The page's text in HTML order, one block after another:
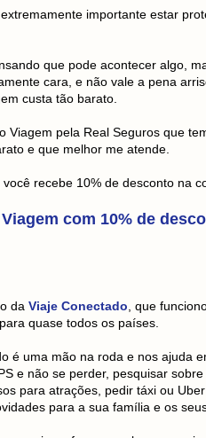
importante estar
que pode acontecer algo,
cara, e não vale a pena
custa tão barato.
Viagem pela Real Seguros que
e que melhor me atende.
recebe 10% de desconto na
com 10% de
da Viaje Conectado , que
quase todos os países.
é uma mão na roda e nos ajuda
e não se perder, pesquisar
para atrações, pedir táxi ou
para a sua família e os